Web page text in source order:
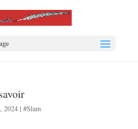
2024| #Slam